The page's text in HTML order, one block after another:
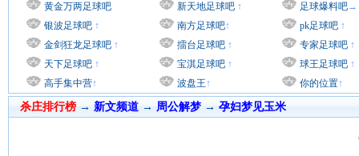
黄金万两足球吧
银波足球吧 ↑
金剑狂龙足球吧 ↑
天下足球吧 ↑
高手集中营↑
新天地足球吧 ↑
南方足球吧↑
擂台足球吧 ↑
宝淇足球吧 ↑
波盘王↑
足球爆料吧→
pk足球吧 ↑
专家足球吧 ↑
球王足球吧 ↑
你的位置↑
杀庄排行榜 → 新文频道→ 周公解梦 → 孕妇梦见玉米